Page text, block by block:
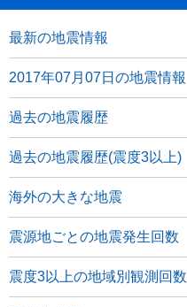
最新の地震情報
2017年07月07日の地震情報
過去の地震履歴
過去の地震履歴(震度3以上)
海外の大きな地震
震源地ごとの地震発生回数
震度3以上の地域別観測回数